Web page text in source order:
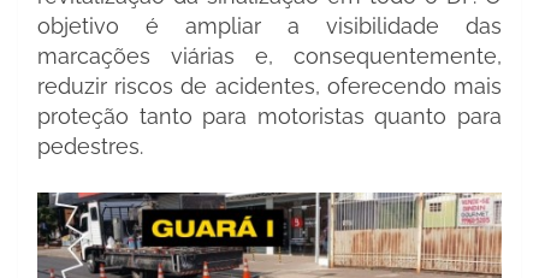
objetivo é ampliar a visibilidade das
marcações viárias e, consequentemente,
reduzir riscos de acidentes, oferecendo mais
proteção tanto para motoristas quanto para
pedestres.